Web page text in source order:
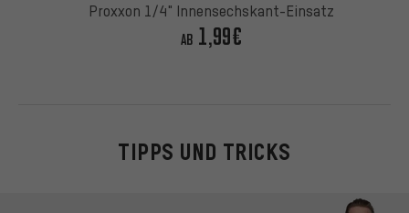
Proxxon 1/4" Innensechskant-Einsatz
AB 1,99€
TIPPS UND TRICKS